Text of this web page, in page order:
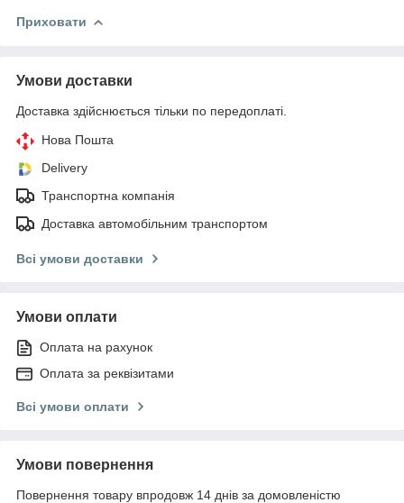
Приховати
Умови доставки
Доставка здійснюється тільки по передоплаті.
Нова Пошта
Delivery
Транспортна компанія
Доставка автомобільним транспортом
Всі умови доставки
Умови оплати
Оплата на рахунок
Оплата за реквізитами
Всі умови оплати
Умови повернення
Повернення товару впродовж 14 днів за домовленістю